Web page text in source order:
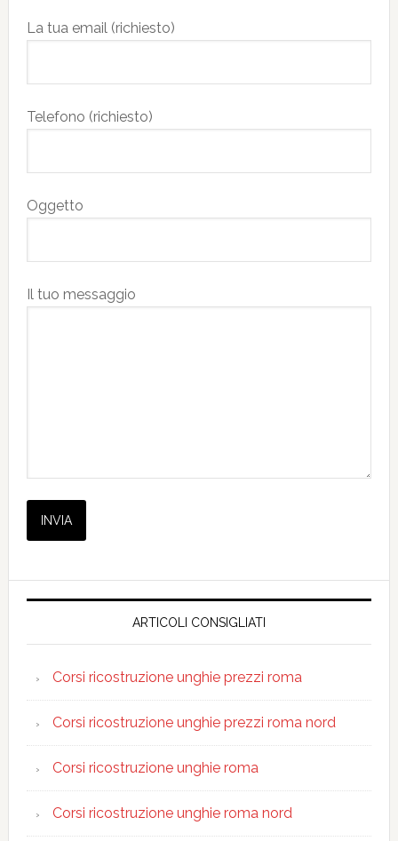
La tua email (richiesto)
Telefono (richiesto)
Oggetto
Il tuo messaggio
ARTICOLI CONSIGLIATI
Corsi ricostruzione unghie prezzi roma
Corsi ricostruzione unghie prezzi roma nord
Corsi ricostruzione unghie roma
Corsi ricostruzione unghie roma nord